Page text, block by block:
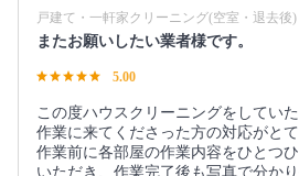
戸建て・一軒家クリーニング(空室・退去後)
またお願いしたい業者様です。
5.00
この度ハウスクリーニングをしていた
作業に来てくださった方の対応がとて
作業前に各部屋の作業内容をひとつ
いただき、作業完了後も写真で分か